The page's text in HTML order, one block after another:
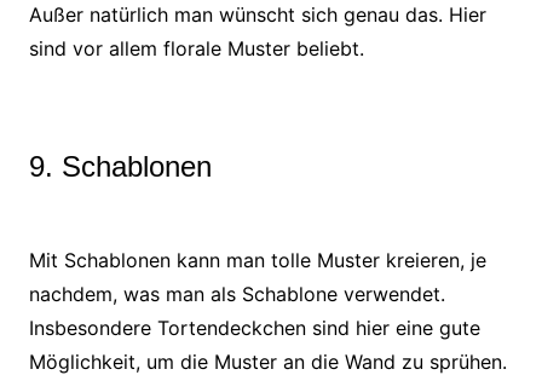
Außer natürlich man wünscht sich genau das. Hier
sind vor allem florale Muster beliebt.
9. Schablonen
Mit Schablonen kann man tolle Muster kreieren, je
nachdem, was man als Schablone verwendet.
Insbesondere Tortendeckchen sind hier eine gute
Möglichkeit, um die Muster an die Wand zu sprühen.